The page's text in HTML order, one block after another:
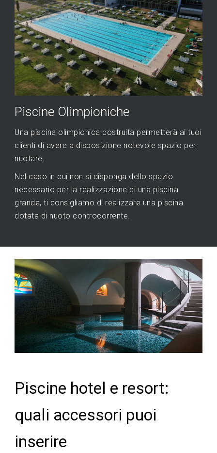
Piscine Olimpioniche
Una piscina olimpionica costruita permetterà ai tuoi
clienti di avere a disposizione notevole spazio per
nuotare.
Nel caso in cui non si disponga dello spazio
necessario per la realizzazione di una piscina
grande, ti consigliamo di realizzare una piscina
dotata di nuoto controcorrente.
Piscine hotel e resort:
quali accessori puoi
inserire